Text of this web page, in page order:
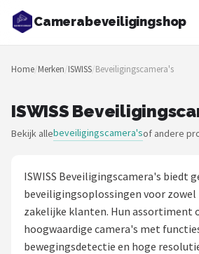
Camerabeveiligingshop
Zoeken
NAVIGATIE
Merken
Beveiligingscamera's
Camera Deurbellen
Home/Merken/ISWISS/Beveiligingscamera's
ISWISS
Bekijk allebeveiligingscamera'sof andere
ISWISS Beveiligingscamera's biedt
beveiligingsoplossingen voor
zakelijke klanten. Hun assortiment
hoogwaardige camera's met
bewegingsdetectie en hoge